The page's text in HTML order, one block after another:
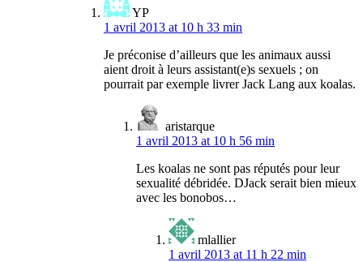
YP
1 avril 2013 at 10 h 33 min
Je préconise d’ailleurs que les animaux aussi
aient droit à leurs assistant(e)s sexuels ; on
pourrait par exemple livrer Jack Lang aux koalas.
aristarque
1 avril 2013 at 10 h 56 min
Les koalas ne sont pas réputés pour leur
sexualité débridée. DJack serait bien mieux
avec les bonobos…
mlallier
1 avril 2013 at 11 h 22 min